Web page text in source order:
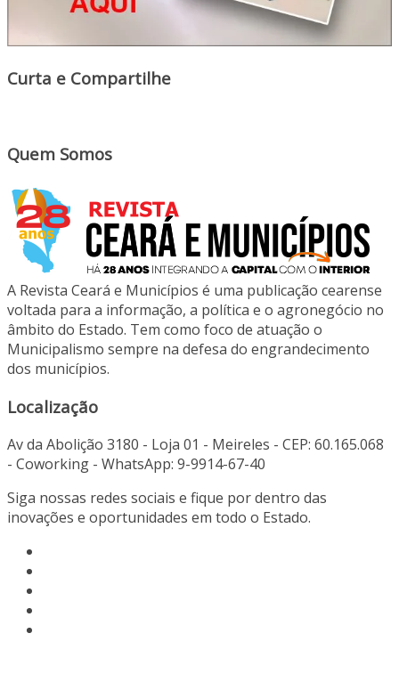
Curta e Compartilhe
Quem Somos
A Revista Ceará e Municípios é uma publicação cearense
voltada para a informação, a política e o agronegócio no
âmbito do Estado. Tem como foco de atuação o
Municipalismo sempre na defesa do engrandecimento
dos municípios.
Localização
Av da Abolição 3180 - Loja 01 - Meireles - CEP: 60.165.068
- Coworking - WhatsApp: 9-9914-67-40
Siga nossas redes sociais e fique por dentro das
inovações e oportunidades em todo o Estado.